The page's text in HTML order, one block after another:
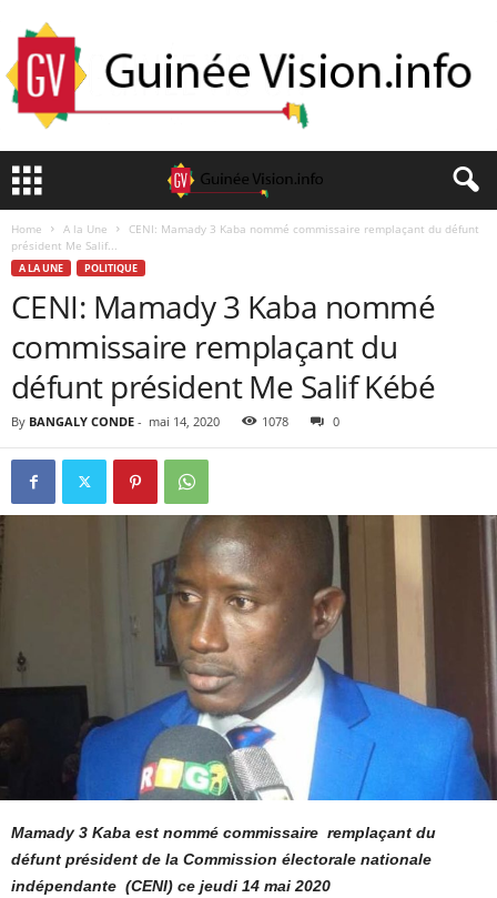
Home A la Une
CENI: Mamady 3 Kaba nommé commissaire remplaçant du défunt
président Me Salif...
A LA UNE POLITIQUE
CENI: Mamady 3 Kaba nommé
commissaire remplaçant du
défunt président Me Salif Kébé
By BANGALY CONDE - mai 14, 2020 1078 0
Mamady 3 Kaba est nommé commissaire remplaçant du
défunt président de la Commission électorale nationale
indépendante (CENI) ce jeudi 14 mai 2020